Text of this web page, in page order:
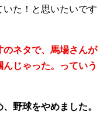
た！と思いたいです
ネタで、馬場さんが
じゃった。っていう
野球をやめました。